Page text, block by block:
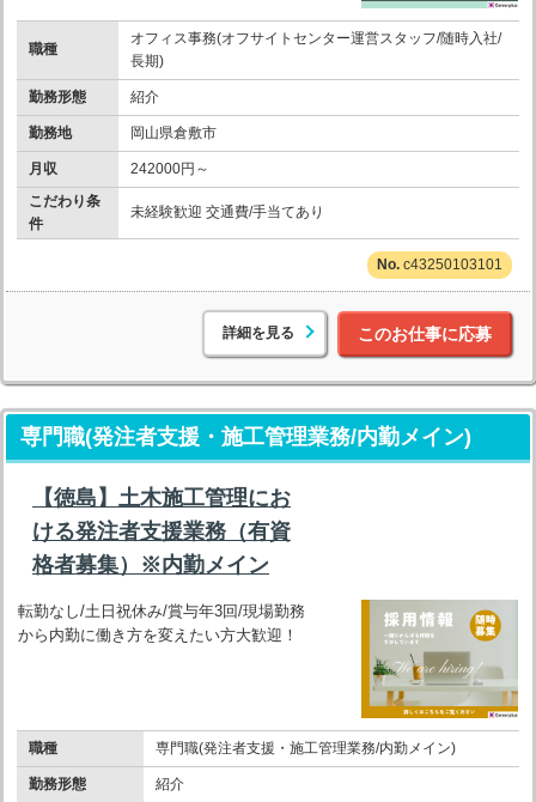
職種
オフィス事務(オフサイトセンター運営スタッフ/随時入社/
長期)
勤務形態 紹介
勤務地 岡山県倉敷市
月収
242000円～
こだわり条
件
未経験歓迎 交通費/手当てあり
c43250103101
詳細を見る このお仕事に応募
専門職(発注者支援・施工管理業務/内勤メイン)
【徳島】土木施工管理にお
ける発注者支援業務（有資
格者募集）※内勤メイン
転勤なし/土日祝休み/賞与年3回/現場勤務
から内勤に働き方を変えたい方大歓迎！
職種 専門職(発注者支援・施工管理業務/内勤メイン)
勤務形態 紹介